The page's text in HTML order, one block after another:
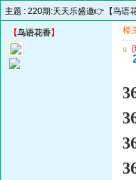
主题 : 220期:天天乐盛邀👉【鸟语
【鸟语花香】
楼
u